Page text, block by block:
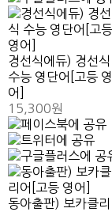
경선식에듀) 경선식
수능 영단어[고등 영
어]
15,300원
동아출판) 보카클리